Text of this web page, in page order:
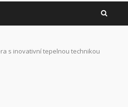
s inovativní tepelnou technikou